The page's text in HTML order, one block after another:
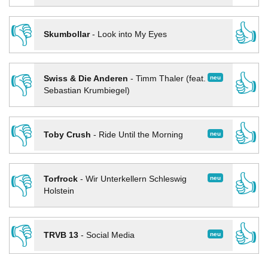
👎
Skumbollar- Look into My Eyes
👍
👎
neu
Swiss & Die Anderen - Timm Thaler (feat.
Sebastian Krumbiegel)
👍
👎
neu
Toby Crush - Ride Until the Morning
👍
👎
neu
Torfrock- Wir Unterkellern Schleswig
Holstein
👍
👎
neu
TRVB 13- Social Media
👍